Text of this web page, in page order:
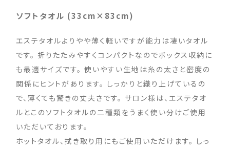
ソフトタオル (33cm×83cm)
エステタオルよりやや薄く軽いですが能力は凄いタオル
です。 折りたたみやすくコンパクトなのでボックス収納に
も最適サイズです。 使いやすい生地は糸の太さと密度の
関係にヒントがあります。 しっかりと織り上げているの
で、薄くても驚きの丈夫さです。 サロン様は、エステタオ
ルとこのソフトタオルの二種類をうまく使い分けご使用
いただいております。
ホットタオル、拭き取り用にもご使用いただけます。 しっ